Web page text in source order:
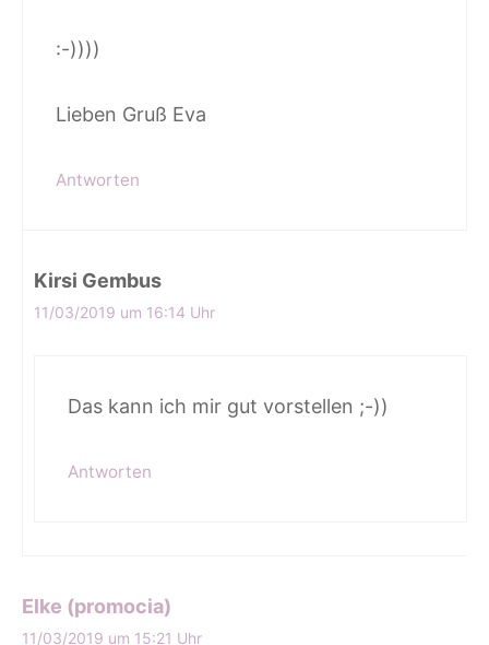
:-))))
Lieben Gruß Eva
Antworten
Kirsi Gembus
11/03/2019 um 16:14 Uhr
Das kann ich mir gut vorstellen ;-))
Antworten
Elke (promocia)
11/03/2019 um 15:21 Uhr